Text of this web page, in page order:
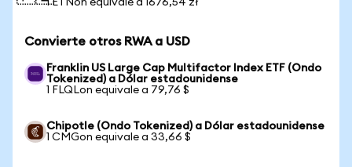
1 ETNon equivale a 1676,54 zł
Convierte otros RWA a USD
Franklin US Large Cap Multifactor Index ETF (Ondo
Tokenized) a Dólar estadounidense
1 FLQLon equivale a 79,76 $
Chipotle (Ondo Tokenized) a Dólar estadounidense
1 CMGon equivale a 33,66 $